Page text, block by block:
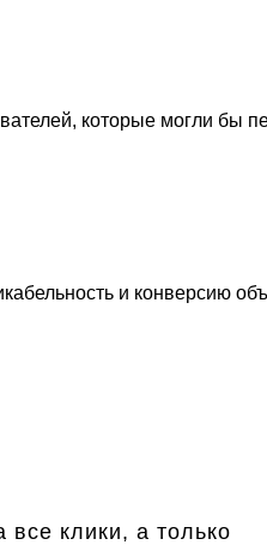
которые могли бы
и конверсию
клики, а только